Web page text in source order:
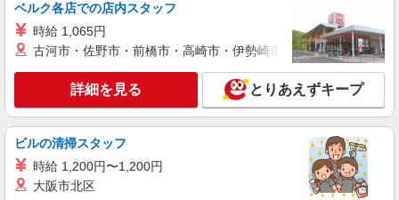
看護助手（ナースエイド）
時給1,100円 ★週払いOK（規定あり） ※給与
幅は経験・能力による
福島県いわき市 【最寄駅】JR常磐線「勿来」
駅
キープ 詳細を見る
アルバイト パート 派遣社員
日研トータルソーシング株式会社 メディカルケア事業部/郡山オフィ
ベルク各店での店内スタッフ
時給 1,065円
古河市・佐野市・前橋市・高崎市・伊勢崎市・太田市・館林市
詳細を見る とりあえずキープ
ビルの清掃スタッフ
時給 1,200円〜1,200円
大阪市北区